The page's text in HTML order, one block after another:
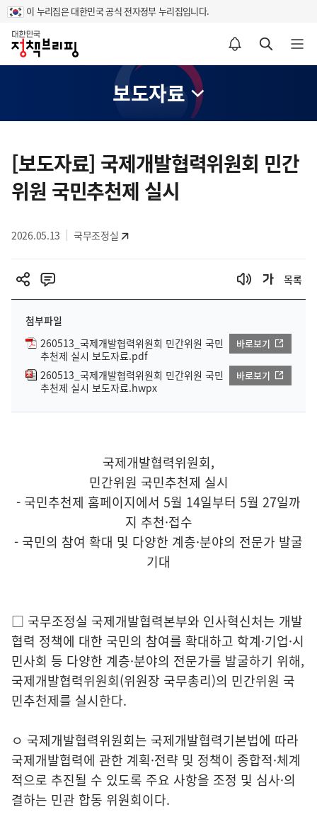
이 누리집은 대한민국 공식 전자정부 누리집입니다.
홈
알림설정 바로가기 검색 바로가기 메뉴 열기
보도자료
텐
츠
영
[보도자료] 국제개발협력위원회 민간
위원 국민추천제 실시
2026.05.13 국무조정실
목록
첨부파일
260513_국제개발협력위원회 민간위원 국민
추천제 실시 보도자료.pdf
바로보기
260513_국제개발협력위원회 민간위원 국민
추천제 실시 보도자료.hwpx
바로보기
국제개발협력위원회,
민간위원 국민추천제 실시
- 국민추천제 홈페이지에서 5월 14일부터 5월 27일까
지 추천·접수
- 국민의 참여 확대 및 다양한 계층·분야의 전문가 발굴
기대
□ 국무조정실 국제개발협력본부와 인사혁신처는 개발
협력 정책에 대한 국민의 참여를 확대하고 학계·기업·시
민사회 등 다양한 계층·분야의 전문가를 발굴하기 위해,
국제개발협력위원회(위원장 국무총리)의 민간위원 국
민추천제를 실시한다.
ㅇ 국제개발협력위원회는 국제개발협력기본법에 따라
국제개발협력에 관한 계획·전략 및 정책이 종합적·체계
적으로 추진될 수 있도록 주요 사항을 조정 및 심사·의
결하는 민관 합동 위원회이다.